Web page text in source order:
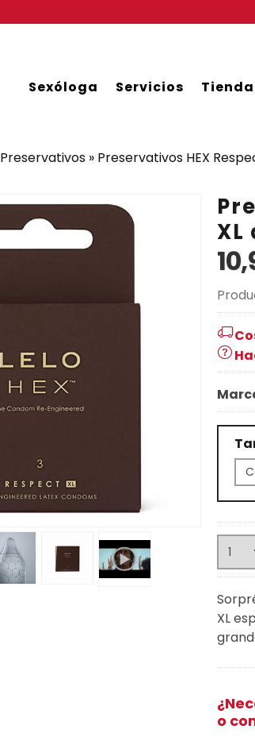
Sexóloga Servicios
Preservativos » Preservativos HEX
XL
XL
o